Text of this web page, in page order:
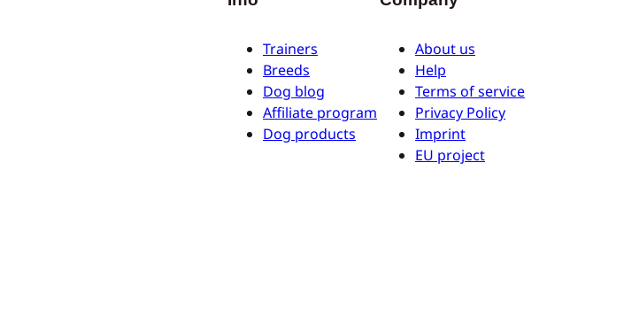
Trainers
Breeds
Dog blog
Affiliate program
Dog products
About us
Help
Terms of service
Privacy Policy
Imprint
EU project